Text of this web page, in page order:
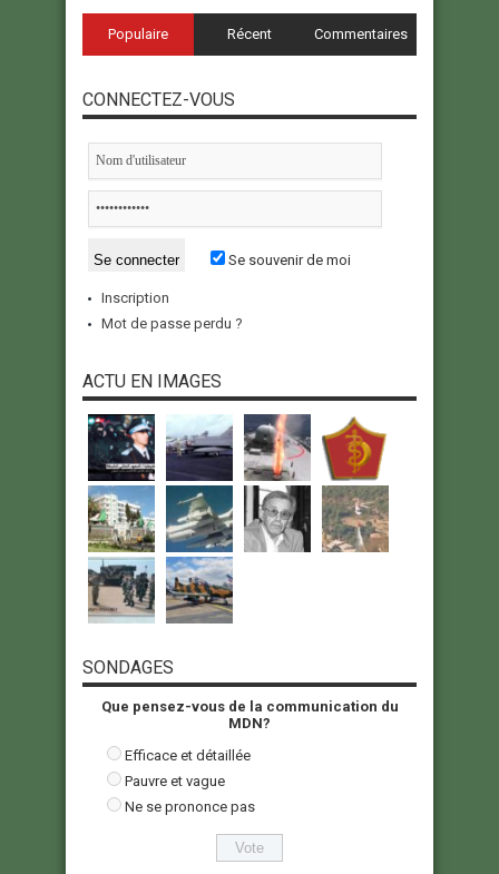
Populaire Récent Commentaires
CONNECTEZ-VOUS
Se souvenir de moi
Inscription
Mot de passe perdu ?
ACTU EN IMAGES
SONDAGES
Que pensez-vous de la communication du
MDN?
Efficace et détaillée
Pauvre et vague
Ne se prononce pas